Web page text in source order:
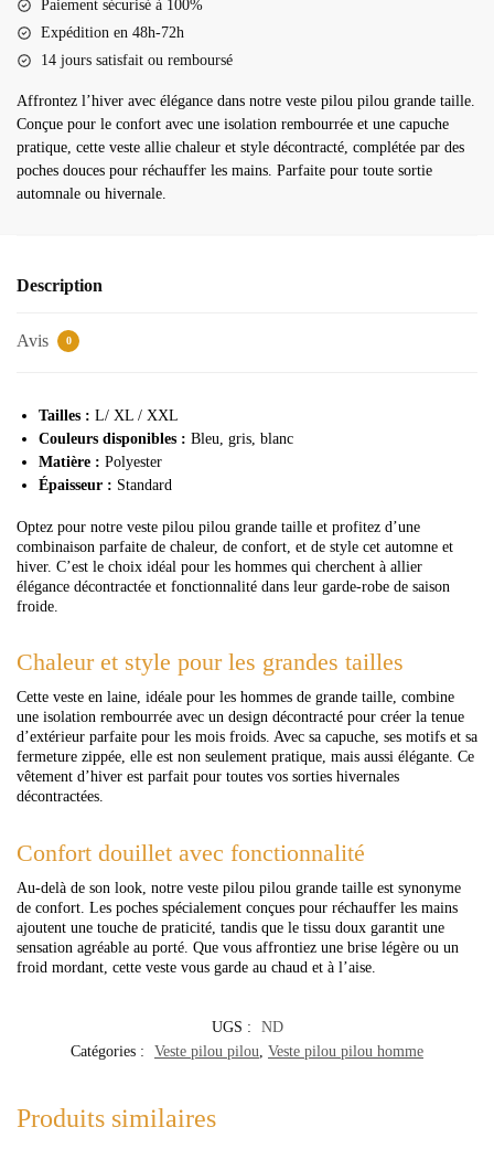
taille
Paiement sécurisé à 100%
Expédition en 48h-72h
14 jours satisfait ou remboursé
Affrontez l’hiver avec élégance dans notre veste pilou pilou grande taille.
Conçue pour le confort avec une isolation rembourrée et une capuche
pratique, cette veste allie chaleur et style décontracté, complétée par des
poches douces pour réchauffer les mains. Parfaite pour toute sortie
automnale ou hivernale.
Description
Avis 0
Tailles : L/ XL / XXL
Couleurs disponibles : Bleu, gris, blanc
Matière : Polyester
Épaisseur : Standard
Optez pour notre veste pilou pilou grande taille et profitez d’une
combinaison parfaite de chaleur, de confort, et de style cet automne et
hiver. C’est le choix idéal pour les hommes qui cherchent à allier
élégance décontractée et fonctionnalité dans leur garde-robe de saison
froide.
Chaleur et style pour les grandes tailles
Cette veste en laine, idéale pour les hommes de grande taille, combine
une isolation rembourrée avec un design décontracté pour créer la tenue
d’extérieur parfaite pour les mois froids. Avec sa capuche, ses motifs et sa
fermeture zippée, elle est non seulement pratique, mais aussi élégante. Ce
vêtement d’hiver est parfait pour toutes vos sorties hivernales
décontractées.
Confort douillet avec fonctionnalité
Au-delà de son look, notre veste pilou pilou grande taille est synonyme
de confort. Les poches spécialement conçues pour réchauffer les mains
ajoutent une touche de praticité, tandis que le tissu doux garantit une
sensation agréable au porté. Que vous affrontiez une brise légère ou un
froid mordant, cette veste vous garde au chaud et à l’aise.
UGS :
ND
Catégories :
Veste pilou pilou, Veste pilou pilou homme
Produits similaires